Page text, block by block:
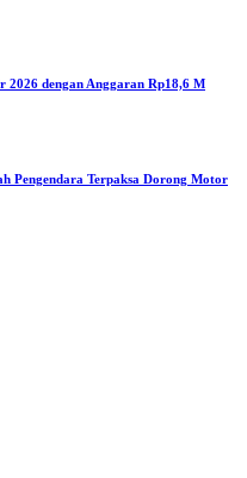
dengan Anggaran Rp18,6 M
Pengendara Terpaksa Dorong Motor